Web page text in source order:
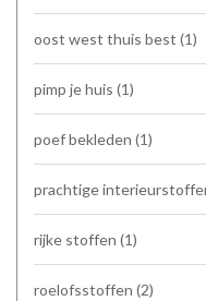
oost west thuis best (1)
pimp je huis (1)
poef bekleden (1)
prachtige
rijke stoffen (1)
roelofsstoffen (2)